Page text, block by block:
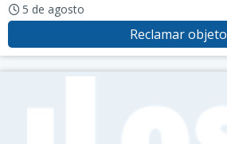
5 de agosto
Reclamar objeto